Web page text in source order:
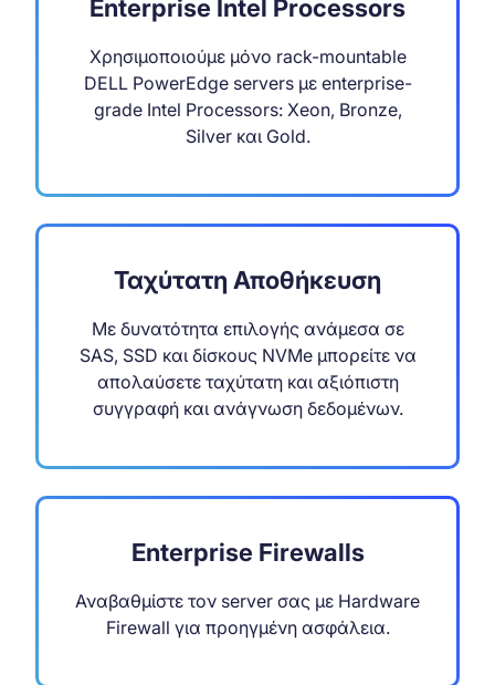
Enterprise Intel Processors
Χρησιμοποιούμε μόνο rack-mountable
DELL PowerEdge servers με enterprise-
grade Intel Processors: Xeon, Bronze,
Silver και Gold.
Ταχύτατη Αποθήκευση
Με δυνατότητα επιλογής ανάμεσα σε
SAS, SSD και δίσκους NVMe μπορείτε να
απολαύσετε ταχύτατη και αξιόπιστη
συγγραφή και ανάγνωση δεδομένων.
Enterprise Firewalls
Αναβαθμίστε τον server σας με Hardware
Firewall για προηγμένη ασφάλεια.